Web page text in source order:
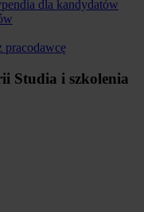
dla kandydatów
pracodawcę
Studia i szkolenia